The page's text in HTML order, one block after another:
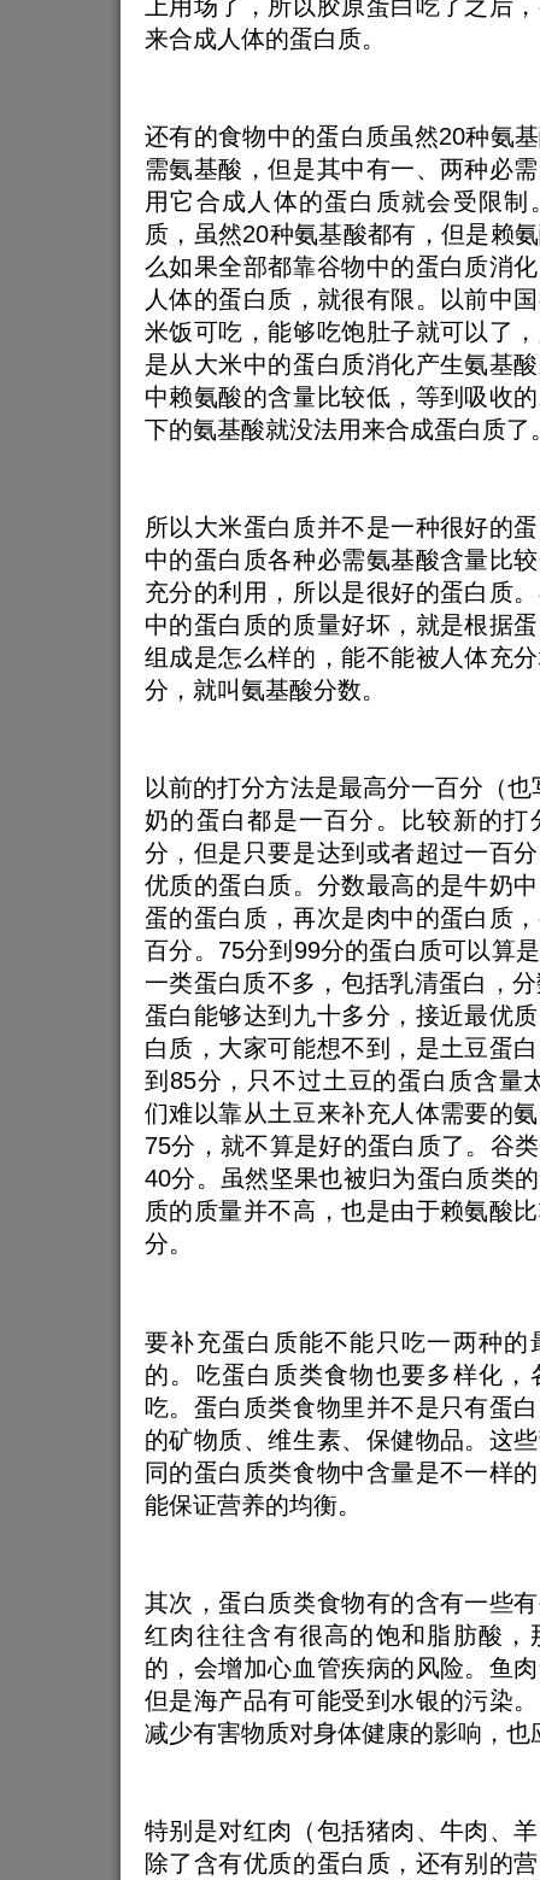
上用场了，所以胶原蛋白吃了之后
来合成人体的蛋白质。
还有的食物中的蛋白质虽然20种氨
需氨基酸，但是其中有一、两种必
用它合成人体的蛋白质就会受限制
质，虽然20种氨基酸都有，但是赖
么如果全部都靠谷物中的蛋白质消
人体的蛋白质，就很有限。以前中
米饭可吃，能够吃饱肚子就可以了
是从大米中的蛋白质消化产生氨基
中赖氨酸的含量比较低，等到吸收
下的氨基酸就没法用来合成蛋白质了
所以大米蛋白质并不是一种很好的
中的蛋白质各种必需氨基酸含量比
充分的利用，所以是很好的蛋白质
中的蛋白质的质量好坏，就是根据
组成是怎么样的，能不能被人体充
分，就叫氨基酸分数。
以前的打分方法是最高分一百分（
奶的蛋白都是一百分。比较新的打
分，但是只要是达到或者超过一百
优质的蛋白质。分数最高的是牛奶
蛋的蛋白质，再次是肉中的蛋白质
百分。75分到99分的蛋白质可以算
一类蛋白质不多，包括乳清蛋白，
蛋白能够达到九十多分，接近最优
白质，大家可能想不到，是土豆蛋
到85分，只不过土豆的蛋白质含量
们难以靠从土豆来补充人体需要的
75分，就不算是好的蛋白质了。谷
40分。虽然坚果也被归为蛋白质类
质的质量并不高，也是由于赖氨酸
分。
要补充蛋白质能不能只吃一两种的
的。吃蛋白质类食物也要多样化，
吃。蛋白质类食物里并不是只有蛋
的矿物质、维生素、保健物品。这
同的蛋白质类食物中含量是不一样
能保证营养的均衡。
其次，蛋白质类食物有的含有一些
红肉往往含有很高的饱和脂肪酸，
的，会增加心血管疾病的风险。鱼
但是海产品有可能受到水银的污染
减少有害物质对身体健康的影响，也
特别是对红肉（包括猪肉、牛肉、
除了含有优质的蛋白质，还有别的